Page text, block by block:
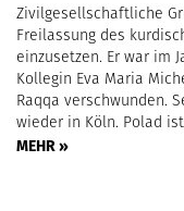
Zivilgesellschaftliche
Freilassung des
einzusetzen. Er war im
Kollegin Eva Maria
Raqqa verschwunden.
wieder in Köln. Polad
MEHR »